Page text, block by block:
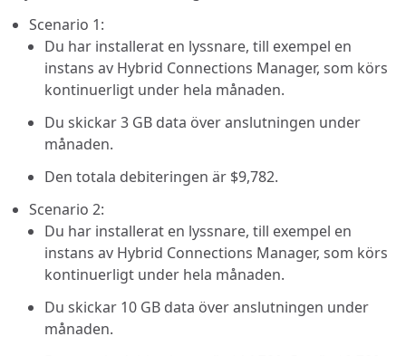
Scenario 1:
Du har installerat en lyssnare, till exempel en
instans av Hybrid Connections Manager, som körs
kontinuerligt under hela månaden.
Du skickar 3 GB data över anslutningen under
månaden.
Den totala debiteringen är $9,782.
Scenario 2:
Du har installerat en lyssnare, till exempel en
instans av Hybrid Connections Manager, som körs
kontinuerligt under hela månaden.
Du skickar 10 GB data över anslutningen under
månaden.